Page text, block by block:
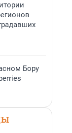
Бору